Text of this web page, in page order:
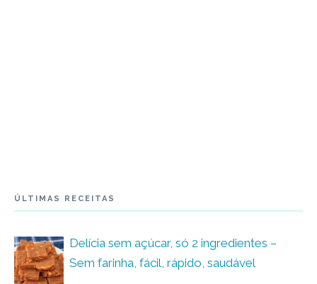
ÚLTIMAS RECEITAS
Delícia sem açúcar, só 2 ingredientes –
Sem farinha, fácil, rápido, saudável